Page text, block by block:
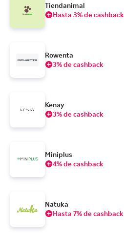
Tiendanimal
Hasta 3% de cashback
Rowenta
3% de cashback
Kenay
3% de cashback
Miniplus
4% de cashback
Natuka
Hasta 7% de cashback